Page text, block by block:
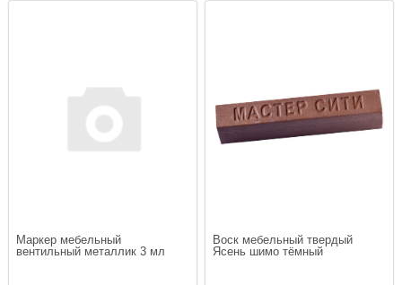
Маркер мебельный
вентильный металлик 3 мл
Воск мебельный твердый
Ясень шимо тёмный